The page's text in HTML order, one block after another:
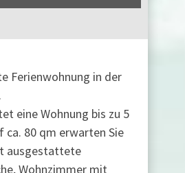
Ferienwohnung in der
eine Wohnung bis zu 5
ca. 80 qm erwarten Sie
ausgestattete
Wohnzimmer mit